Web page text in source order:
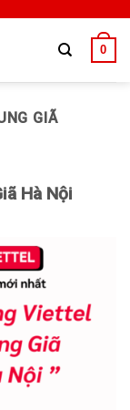
0
GIÃ
Hà Nội